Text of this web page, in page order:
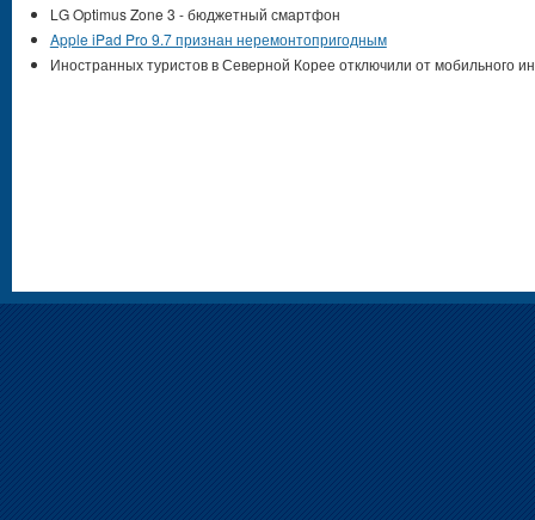
LG Optimus Zone 3 - бюджетный смартфон
Apple iPad Pro 9.7 признан неремонтопригодным
Иностранных туристов в Северной Корее отключили от мобильного